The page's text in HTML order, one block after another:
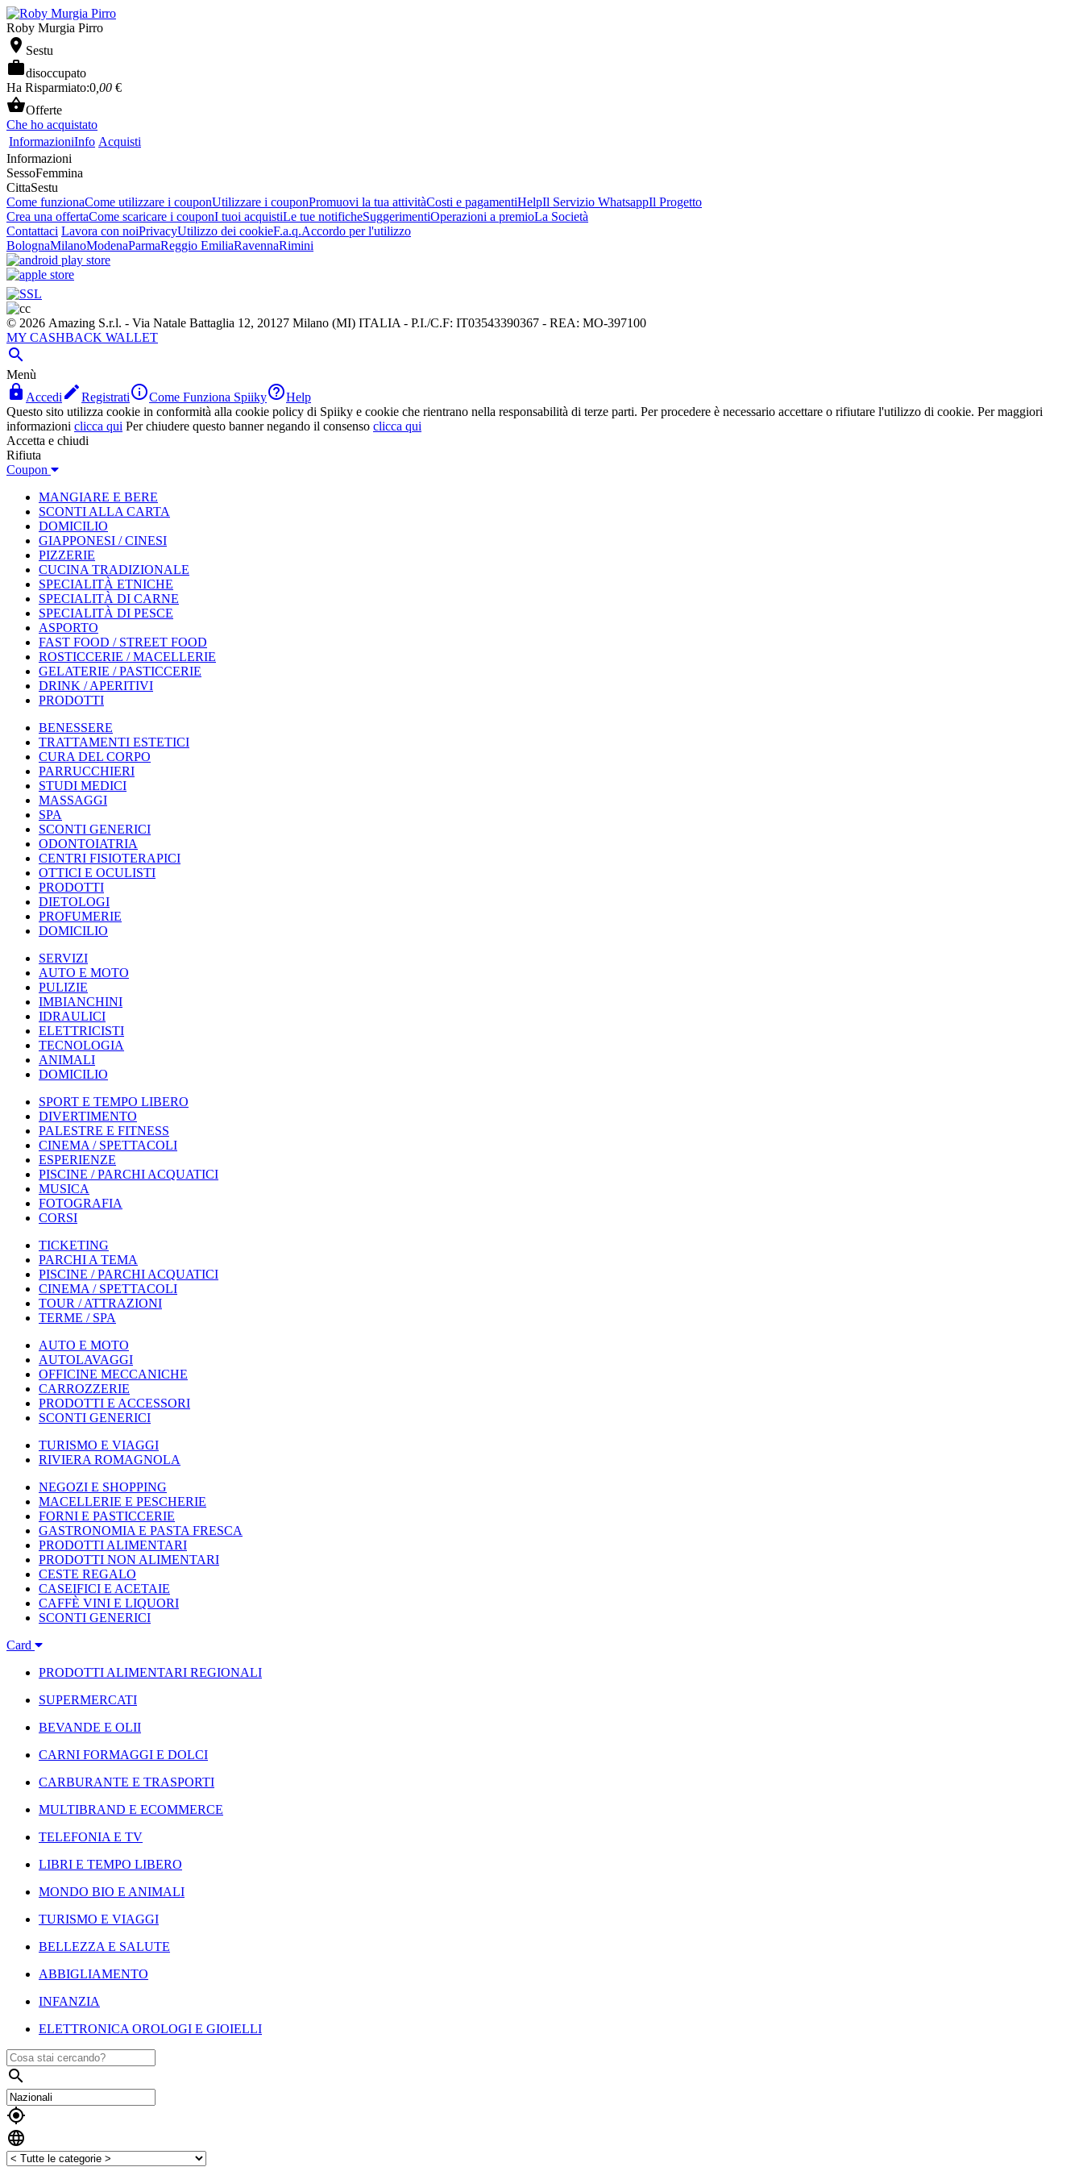
Roby Murgia Pirro
 Sestu
disoccupato
Ha Risparmiato:0 ,00 €
Offerte
Che ho acquistato
InformazioniInfo Acquisti
Informazioni
SessoFemmina
CittaSestu
Come funzionaCome utilizzare i couponUtilizzare i couponPromuovi la tua attivitàCosti e pagamentiHelpIl Servizio WhatsappIl Progetto
Crea una offertaCome scaricare i couponI tuoi acquistiLe tue notificheSuggerimentiOperazioni a premioLa Società
Contattaci Lavora con noiPrivacyUtilizzo dei cookieF.a.q.Accordo per l'utilizzo
BolognaMilanoModenaParmaReggio EmiliaRavennaRimini
© 2026 Amazing S.r.l. - Via Natale Battaglia 12, 20127 Milano (MI) ITALIA - P.I./C.F: IT03543390367 - REA: MO-397100
MY CASHBACK WALLET

Menù
 Accedi RegistratiCome Funziona SpiikyHelp
Questo sito utilizza cookie in conformità alla cookie policy di Spiiky e cookie che rientrano nella responsabilità di terze parti. Per procedere è necessario accettare o rifiutare l'utilizzo di cookie. Per maggiori
informazioni clicca qui Per chiudere questo banner negando il consenso clicca qui
Accetta e chiudi
Rifiuta
Coupon
MANGIARE E BERE
SCONTI ALLA CARTA
DOMICILIO
GIAPPONESI / CINESI
PIZZERIE
CUCINA TRADIZIONALE
SPECIALITÀ ETNICHE
SPECIALITÀ DI CARNE
SPECIALITÀ DI PESCE
ASPORTO
FAST FOOD / STREET FOOD
ROSTICCERIE / MACELLERIE
GELATERIE / PASTICCERIE
DRINK / APERITIVI
PRODOTTI
BENESSERE
TRATTAMENTI ESTETICI
CURA DEL CORPO
PARRUCCHIERI
STUDI MEDICI
MASSAGGI
SPA
SCONTI GENERICI
ODONTOIATRIA
CENTRI FISIOTERAPICI
OTTICI E OCULISTI
PRODOTTI
DIETOLOGI
PROFUMERIE
DOMICILIO
SERVIZI
AUTO E MOTO
PULIZIE
IMBIANCHINI
IDRAULICI
ELETTRICISTI
TECNOLOGIA
ANIMALI
DOMICILIO
SPORT E TEMPO LIBERO
DIVERTIMENTO
PALESTRE E FITNESS
CINEMA / SPETTACOLI
ESPERIENZE
PISCINE / PARCHI ACQUATICI
MUSICA
FOTOGRAFIA
CORSI
TICKETING
PARCHI A TEMA
PISCINE / PARCHI ACQUATICI
CINEMA / SPETTACOLI
TOUR / ATTRAZIONI
TERME / SPA
AUTO E MOTO
AUTOLAVAGGI
OFFICINE MECCANICHE
CARROZZERIE
PRODOTTI E ACCESSORI
SCONTI GENERICI
TURISMO E VIAGGI
RIVIERA ROMAGNOLA
NEGOZI E SHOPPING
MACELLERIE E PESCHERIE
FORNI E PASTICCERIE
GASTRONOMIA E PASTA FRESCA
PRODOTTI ALIMENTARI
PRODOTTI NON ALIMENTARI
CESTE REGALO
CASEIFICI E ACETAIE
CAFFÈ VINI E LIQUORI
SCONTI GENERICI
Card
PRODOTTI ALIMENTARI REGIONALI
SUPERMERCATI
BEVANDE E OLII
CARNI FORMAGGI E DOLCI
CARBURANTE E TRASPORTI
MULTIBRAND E ECOMMERCE
TELEFONIA E TV
LIBRI E TEMPO LIBERO
MONDO BIO E ANIMALI
TURISMO E VIAGGI
BELLEZZA E SALUTE
ABBIGLIAMENTO
INFANZIA
ELETTRONICA OROLOGI E GIOIELLI


